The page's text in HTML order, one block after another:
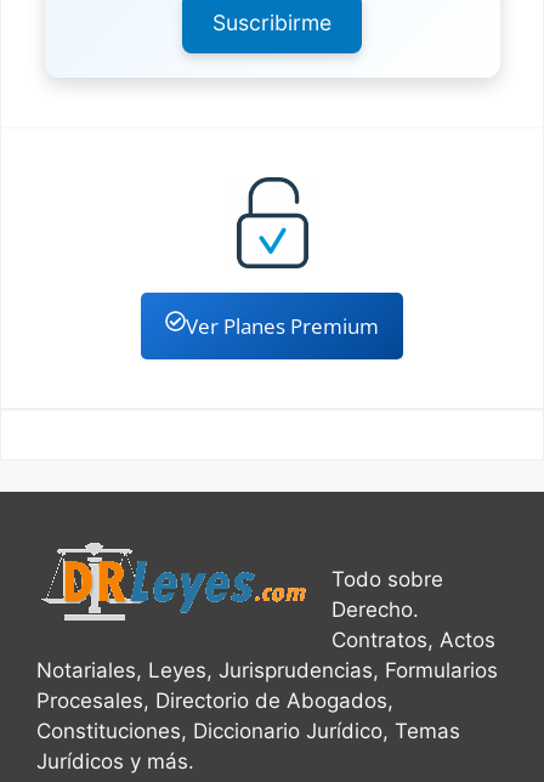
Suscribirme
Ver Planes Premium
Todo sobre
Derecho.
Contratos, Actos
Notariales, Leyes, Jurisprudencias, Formularios
Procesales, Directorio de Abogados,
Constituciones, Diccionario Jurídico, Temas
Jurídicos y más.